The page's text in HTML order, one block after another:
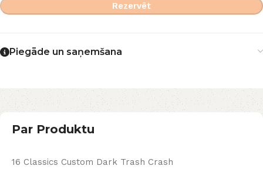
Rezervēt
Piegāde un saņemšana
Par Produktu
16 Classics Custom Dark Trash Crash